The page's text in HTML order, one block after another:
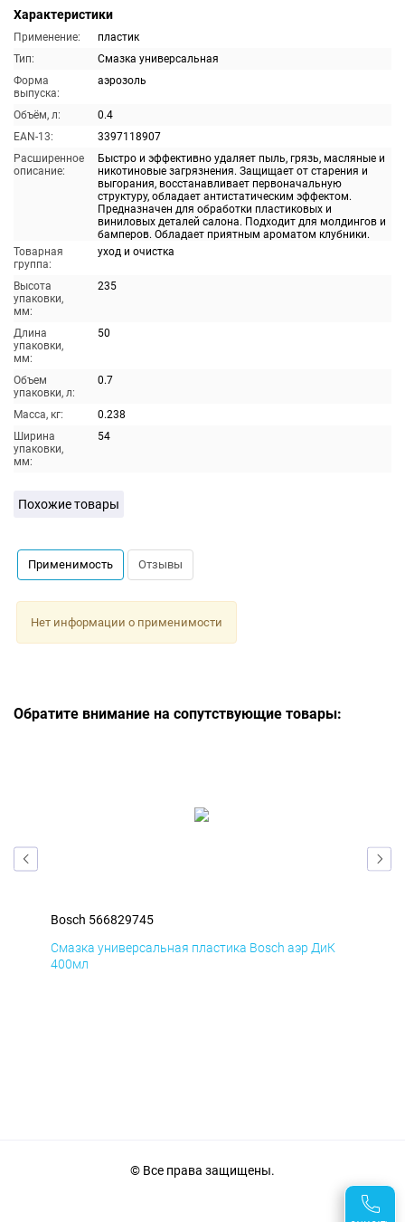
Характеристики
Применение:
пластик
Тип:
Смазка универсальная
Форма
выпуска:
аэрозоль
Объём, л:
0.4
EAN-13:
3397118907
Расширенное
описание:
Быстро и эффективно удаляет пыль, грязь, масляные и
никотиновые загрязнения. Защищает от старения и
выгорания, восстанавливает первоначальную
структуру, обладает антистатическим эффектом.
Предназначен для обработки пластиковых и
виниловых деталей салона. Подходит для молдингов и
бамперов. Обладает приятным ароматом клубники.
Товарная
группа:
уход и очистка
Высота
упаковки,
мм:
235
Длина
упаковки,
мм:
50
Объем
упаковки, л:
0.7
Масса, кг:
0.238
Ширина
упаковки,
мм:
54
Похожие товары
Применимость Отзывы
Нет информации о применимости
Обратите внимание на сопутствующие товары:
Bosch 566829745
Смазка универсальная пластика Bosch аэр ДиК
400мл
© Все права защищены.